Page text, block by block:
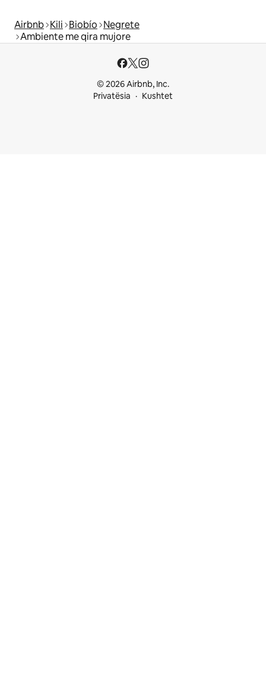
Airbnb Kili Biobío Negrete
Ambiente me qira mujore
© 2026 Airbnb, Inc.
Privatësia
Kushtet